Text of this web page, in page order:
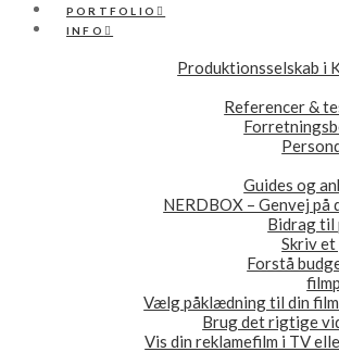
PORTFOLIO
INFO
Produktionsselskab i
Referencer &
Guides og
NERDBOX – Genvej på
Bidrag til
Skriv
Forstå
Vælg påklædning til din
Brug det rigtige
Vis din reklamefilm i TV